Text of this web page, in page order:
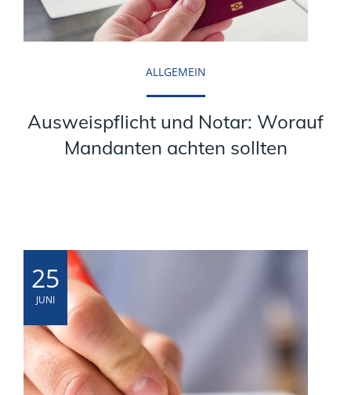
ALLGEMEIN
Ausweispflicht und Notar: Worauf
Mandanten achten sollten
25
JUNI